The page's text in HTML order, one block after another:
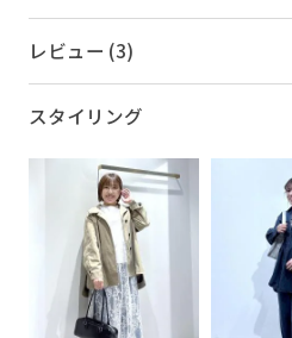
レビュー (3)
スタイリング